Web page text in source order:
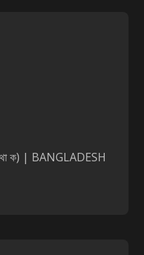
ক) | BANGLADESH